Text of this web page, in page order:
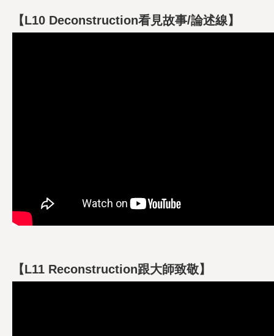
【L10 Deconstruction看見故事/論述線】
【L11 Reconstruction跟大師致敬】